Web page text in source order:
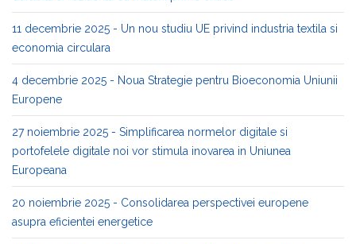
11 decembrie 2025 - Un nou studiu UE privind industria textila si
economia circulara
4 decembrie 2025 - Noua Strategie pentru Bioeconomia Uniunii
Europene
27 noiembrie 2025 - Simplificarea normelor digitale si
portofelele digitale noi vor stimula inovarea in Uniunea
Europeana
20 noiembrie 2025 - Consolidarea perspectivei europene
asupra eficientei energetice